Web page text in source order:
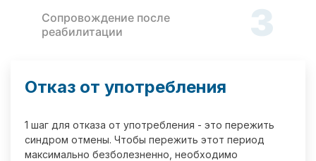
Сопровождение после
реабилитации
3
Отказ от употребления
1 шаг для отказа от употребления - это пережить
синдром отмены. Чтобы пережить этот период
максимально безболезненно, необходимо